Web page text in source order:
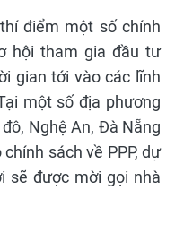
điểm một số chính
hội tham gia đầu tư
gian tới vào các lĩnh
một số địa phương
Nghệ An, Đà Nẵng
sách về PPP, dự
sẽ được mời gọi nhà